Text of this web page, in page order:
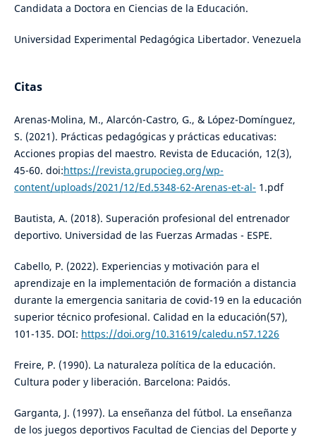
Candidata a Doctora en Ciencias de la Educación.
Universidad Experimental Pedagógica Libertador. Venezuela
Citas
Arenas-Molina, M., Alarcón-Castro, G., & López-Domínguez,
S. (2021). Prácticas pedagógicas y prácticas educativas:
Acciones propias del maestro. Revista de Educación, 12(3),
45-60. doi:https://revista.grupocieg.org/wp-
content/uploads/2021/12/Ed.5348-62-Arenas-et-al- 1.pdf
Bautista, A. (2018). Superación profesional del entrenador
deportivo. Universidad de las Fuerzas Armadas - ESPE.
Cabello, P. (2022). Experiencias y motivación para el
aprendizaje en la implementación de formación a distancia
durante la emergencia sanitaria de covid-19 en la educación
superior técnico profesional. Calidad en la educación(57),
101-135. DOI: https://doi.org/10.31619/caledu.n57.1226
Freire, P. (1990). La naturaleza política de la educación.
Cultura poder y liberación. Barcelona: Paidós.
Garganta, J. (1997). La enseñanza del fútbol. La enseñanza
de los juegos deportivos Facultad de Ciencias del Deporte y